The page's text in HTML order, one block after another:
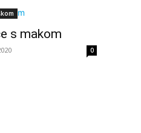
s makom
0